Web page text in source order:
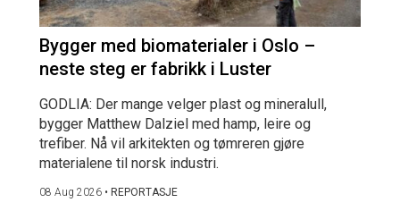
Bygger med biomaterialer i Oslo –
neste steg er fabrikk i Luster
GODLIA: Der mange velger plast og mineralull,
bygger Matthew Dalziel med hamp, leire og
trefiber. Nå vil arkitekten og tømreren gjøre
materialene til norsk industri.
08 Aug 2026 • REPORTASJE